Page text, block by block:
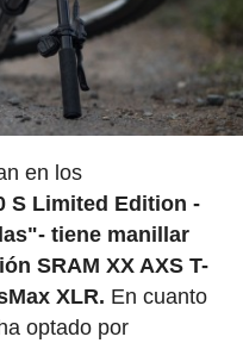
en los
S Limited Edition -
tiene manillar
SRAM XX AXS T-
XLR. En cuanto
optado por